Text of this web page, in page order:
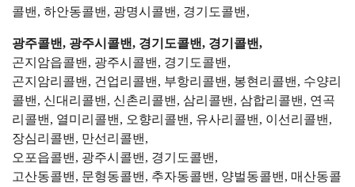
콜밴, 하안동콜밴, 광명시콜밴, 경기도콜밴,
광주콜밴, 광주시콜밴, 경기도콜밴, 경기콜밴,
곤지암읍콜밴, 광주시콜밴, 경기도콜밴,
곤지암리콜밴, 건업리콜밴, 부항리콜밴, 봉현리콜밴, 수양리
콜밴, 신대리콜밴, 신촌리콜밴, 삼리콜밴, 삼합리콜밴, 연곡
리콜밴, 열미리콜밴, 오향리콜밴, 유사리콜밴, 이선리콜밴,
장심리콜밴, 만선리콜밴,
오포읍콜밴, 광주시콜밴, 경기도콜밴,
고산동콜밴, 문형동콜밴, 추자동콜밴, 양벌동콜밴, 매산동콜